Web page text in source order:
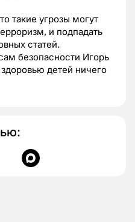
такие угрозы могут
и подпадать
статей.
безопасности Игорь
детей ничего